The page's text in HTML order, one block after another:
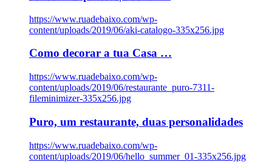
https://www.ruadebaixo.com/wp-
content/uploads/2019/06/aki-catalogo-335x256.jpg
Como decorar a tua Casa …
https://www.ruadebaixo.com/wp-
content/uploads/2019/06/restaurante_puro-7311-
fileminimizer-335x256.jpg
Puro, um restaurante, duas personalidades
https://www.ruadebaixo.com/wp-
content/uploads/2019/06/hello_summer_01-335x256.jpg